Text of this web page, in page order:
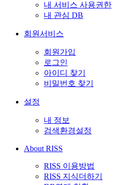
내 서비스 사용권한
내 관심 DB
회원서비스
회원가입
로그인
아이디 찾기
비밀번호 찾기
설정
내 정보
검색환경설정
About RISS
RISS 이용방법
RISS 지식더하기